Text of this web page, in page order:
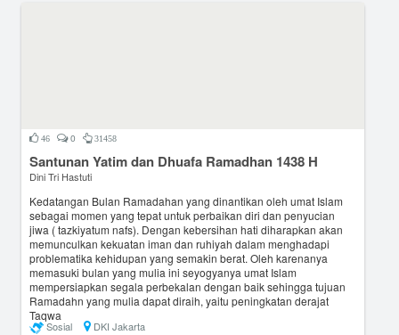
46 0 31458
Santunan Yatim dan Dhuafa Ramadhan 1438 H
Dini Tri Hastuti
Kedatangan Bulan Ramadahan yang dinantikan oleh umat Islam
sebagai momen yang tepat untuk perbaikan diri dan penyucian
jiwa ( tazkiyatum nafs). Dengan kebersihan hati diharapkan akan
memunculkan kekuatan iman dan ruhiyah dalam menghadapi
problematika kehidupan yang semakin berat. Oleh karenanya
memasuki bulan yang mulia ini seyogyanya umat Islam
mempersiapkan segala perbekalan dengan baik sehingga tujuan
Ramadahn yang mulia dapat diraih, yaitu peningkatan derajat
Taqwa
Sosial DKI Jakarta